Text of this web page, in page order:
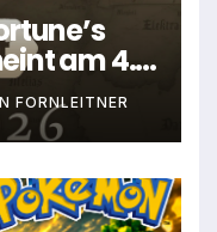
am 4.
FORNLEITNER